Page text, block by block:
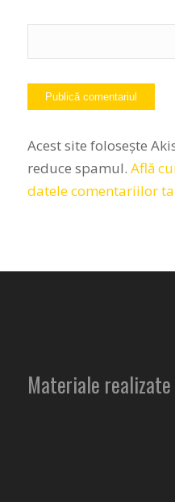
Acest site folosește
reduce spamul. Află
datele comentariilor
Materiale